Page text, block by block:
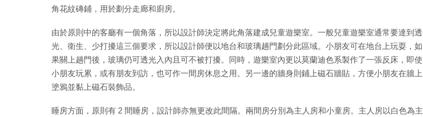
角花紋磚鋪，用於劃分走廊和廚房。
由於原則中的客廳有一個角落，所以設計師決定將此角落建成兒童遊樂室。一般兒童遊樂室通常要達到透
光、衛生、少打擾這三個要求，所以設計師便以地台和玻璃趟門劃分此區域。小朋友可在地台上玩耍，如
果關上趟門後，玻璃仍可透光入內且可不被打擾。同時，遊樂室內更以莫蘭迪色系製作了一張反床，即使
小朋友玩累，或有朋友到訪，也可作一間房休息之用。另一邊的牆身則鋪上磁石牆貼，方便小朋友在牆上
塗鴉並黏上磁石裝飾品。
睡房方面，原則有 2 間睡房，設計師亦無更改此間隔。兩間房分別為主人房和小童房。主人房以白色為主